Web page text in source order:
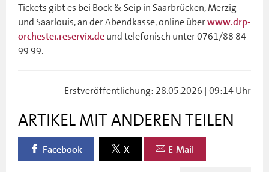
Tickets gibt es bei Bock & Seip in Saarbrücken, Merzig
und Saarlouis, an der Abendkasse, online überwww.drp-
orchester.reservix.de und telefonisch unter 0761/88 84
99 99.
Erstveröffentlichung: 28.05.2026 | 09:14 Uhr
ARTIKEL MIT ANDEREN TEILEN
Facebook X E-Mail